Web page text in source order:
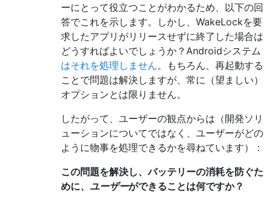
ーにとって役立つことがわかるため、以下の回
答でこれを示します。しかし、WakeLockを要
求したアプリがリリースせずに終了した場合は
どうすればよいでしょうか？Androidシステム
はそれを処理しません。もちろん、再起動する
ことで問題は解決しますが、常に（望ましい）
オプションとは限りません。
したがって、ユーザーの観点からは（開発ソリ
ューションについてではなく、ユーザーがどの
ように物事を処理できるかを尋ねています）：
この問題を解決し、バッテリーの消耗を防ぐた
めに、 ユーザーができることは何ですか？